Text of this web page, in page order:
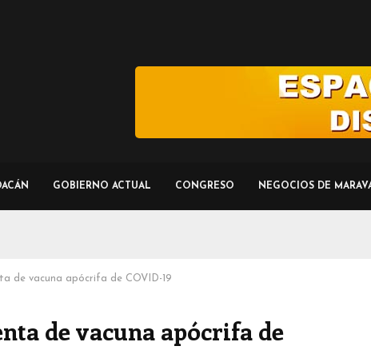
GOBIERNO ACTUAL CONGRESO NEGOCIOS DE
de vacuna apócrifa de COVID-19
de vacuna apócrifa de